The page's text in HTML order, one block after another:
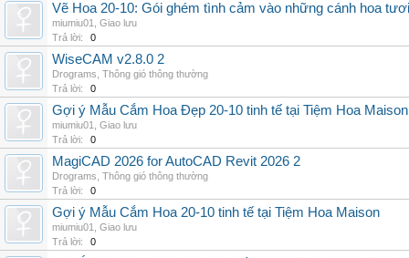
Vẽ Hoa 20-10: Gói ghém tình cảm vào những cánh hoa tươi
miumiu01
Giao lưu
Trả lời:
0
WiseCAM v2.8.0 2
Drograms Thông gió thông thường
Trả lời:
0
Gợi ý Mẫu Cắm Hoa Đẹp 20-10 tinh tế tại Tiệm Hoa Maison
miumiu01
Giao lưu
Trả lời:
0
MagiCAD 2026 for AutoCAD Revit 2026 2
Drograms Thông gió thông thường
Trả lời:
0
Gợi ý Mẫu Cắm Hoa 20-10 tinh tế tại Tiệm Hoa Maison
miumiu01
Giao lưu
Trả lời:
0